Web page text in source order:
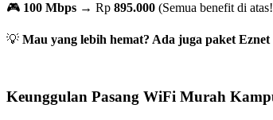
🎮 100 Mbps → Rp 895.000 (Semua benefit di
💡 Mau yang lebih hemat? Ada juga paket
Keunggulan Pasang WiFi Murah